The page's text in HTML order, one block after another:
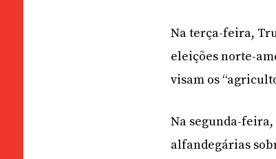
Na terça-feira,
eleições norte-
visam os
Na segunda-feira,
alfandegárias